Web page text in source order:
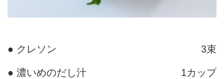
● クレソン 3束
● 濃いめのだし汁 1カップ